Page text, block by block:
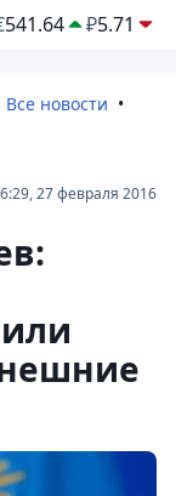
541.64 ₽5.71
Все новости
27 февраля 2016